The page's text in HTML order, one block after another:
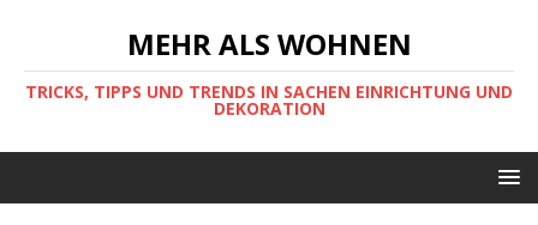
MEHR ALS WOHNEN
TRICKS, TIPPS UND TRENDS IN SACHEN EINRICHTUNG UND
DEKORATION